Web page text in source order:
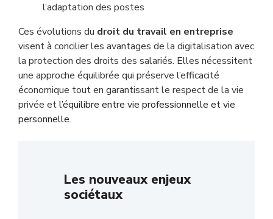
l’adaptation des postes
Ces évolutions du droit du travail en entreprise
visent à concilier les avantages de la digitalisation avec
la protection des droits des salariés. Elles nécessitent
une approche équilibrée qui préserve l’efficacité
économique tout en garantissant le respect de la vie
privée etl’équilibre entre vie professionnelle et vie
personnelle.
Les nouveaux enjeux
sociétaux